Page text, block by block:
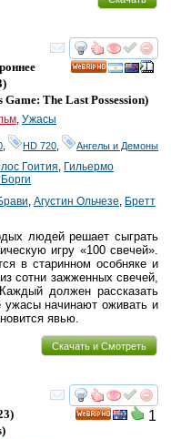
смотреть
Game: The Last Possession)
, Ужасы
HD 720 Ангелы и Демоны
Гоития, Гильермо
, Агустин Ольчезе, Бретт
людей решает сыграть
игру «100 свечей».
в старинном особняке и
сотни зажженных свечей,
должен рассказать
начинают оживать и
явью.
Скачать и Смотреть
смотреть
1
)